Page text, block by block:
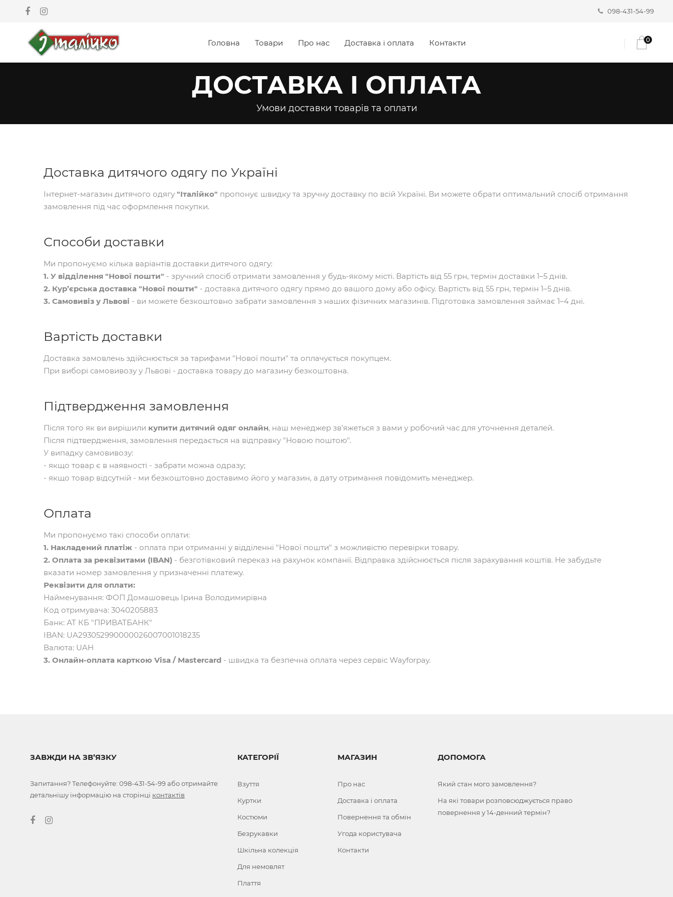
098-431-54-99
Головна Товари Про нас Доставка і оплата Контакти 0
ДОСТАВКА І ОПЛАТА
Умови доставки товарів та оплати
Доставка дитячого одягу по Україні
Інтернет-магазин дитячого одягу "Італійко" пропонує швидку та зручну доставку по всій Україні. Ви можете обрати оптимальний спосіб отримання
замовлення під час оформлення покупки.
Способи доставки
Ми пропонуємо кілька варіантів доставки дитячого одягу:
1. У відділення "Нової пошти" - зручний спосіб отримати замовлення у будь-якому місті. Вартість від 55 грн, термін доставки 1–5 днів.
2. Кур’єрська доставка "Нової пошти" - доставка дитячого одягу прямо до вашого дому або офісу. Вартість від 55 грн, термін 1–5 днів.
3. Самовивіз у Львові - ви можете безкоштовно забрати замовлення з наших фізичних магазинів. Підготовка замовлення займає 1–4 дні.
Вартість доставки
Доставка замовлень здійснюється за тарифами "Нової пошти" та оплачується покупцем.
При виборі самовивозу у Львові - доставка товару до магазину безкоштовна.
Підтвердження замовлення
Після того як ви вирішили купити дитячий одяг онлайн, наш менеджер зв’яжеться з вами у робочий час для уточнення деталей.
Після підтвердження, замовлення передається на відправку "Новою поштою".
У випадку самовивозу:
- якщо товар є в наявності - забрати можна одразу;
- якщо товар відсутній - ми безкоштовно доставимо його у магазин, а дату отримання повідомить менеджер.
Оплата
Ми пропонуємо такі способи оплати:
1. Накладений платіж - оплата при отриманні у відділенні "Нової пошти" з можливістю перевірки товару.
2. Оплата за реквізитами (IBAN) - безготівковий переказ на рахунок компанії. Відправка здійснюється після зарахування коштів. Не забудьте
вказати номер замовлення у призначенні платежу.
Реквізити для оплати:
Найменування: ФОП Домашовець Ірина Володимирівна
Код отримувача: 3040205883
Банк: АТ КБ "ПРИВАТБАНК"
IBAN: UA293052990000026007001018235
Валюта: UAH
3. Онлайн-оплата карткою Visa / Mastercard - швидка та безпечна оплата через сервіс Wayforpay.
ЗАВЖДИ НА ЗВ’ЯЗКУ
Запитання? Телефонуйте: 098-431-54-99або отримайте
детальнішу інформацію на сторінці контактів
КАТЕГОРІЇ
Взуття
Куртки
Костюми
Безрукавки
Шкільна колекція
Для немовлят
Плаття
МАГАЗИН
Про нас
Доставка і оплата
Повернення та обмін
Угода користувача
Контакти
ДОПОМОГА
Який стан мого замовлення?
На які товари розповсюджується право
повернення у 14-денний термін?